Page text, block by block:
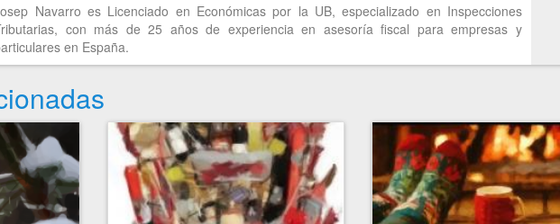
Navarro es Licenciado en Económicas por la UB, especializado en Inspecciones
con más de 25 años de experiencia en asesoría fiscal para empresas y
en España.